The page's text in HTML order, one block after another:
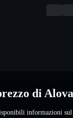
di
informazioni sul